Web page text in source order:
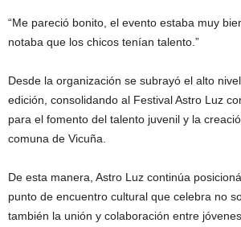
“Me pareció bonito, el evento estaba muy
notaba que los chicos tenían talento.”
Desde la organización se subrayó el alto
edición, consolidando al Festival Astro Luz
para el fomento del talento juvenil y la
comuna de Vicuña.
De esta manera, Astro Luz continúa
punto de encuentro cultural que celebra no
también la unión y colaboración entre